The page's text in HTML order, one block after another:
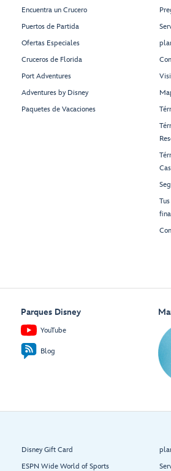
Encuentra un Crucero
Puertos de Partida
Ofertas Especiales
Cruceros de Florida
Port Adventures
Adventures by Disney
Paquetes de Vacaciones
Parques Disney
YouTube
Blog
Disney Gift Card
ESPN Wide World of Sports